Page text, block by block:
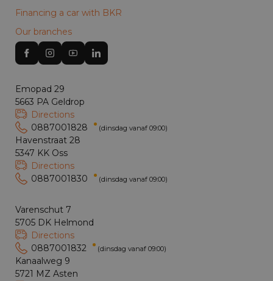
Financing a car with BKR
Our branches
Emopad 29
5663 PA Geldrop
Directions
0887001828
(dinsdag vanaf 09:00)
Havenstraat 28
5347 KK Oss
Directions
0887001830
(dinsdag vanaf 09:00)
Varenschut 7
5705 DK Helmond
Directions
0887001832
(dinsdag vanaf 09:00)
Kanaalweg 9
5721 MZ Asten